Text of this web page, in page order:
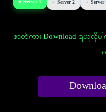
Server 1 Server 2 Server
ဇာတ်ကား Download ရယူလိုပ